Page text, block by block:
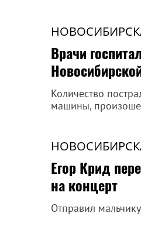
Врачи
Количество
машины,
Егор Крид
на концерт
Отправил